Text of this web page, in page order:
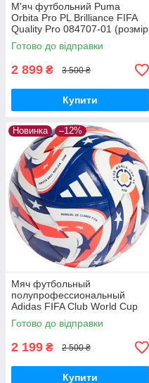
М'яч футбольний Puma
Orbita Pro PL Brilliance FIFA
Quality Pro 084707-01 (розмір
5)
Готово до відправки
2 899 ₴ 3 500 ₴
Купити
Новинка –12%
Мяч футбольный
полупрофессиональный
Adidas FIFA Club World Cup
Competition JM4742 (размер
5)
Готово до відправки
2 199 ₴ 2 500 ₴
Купити